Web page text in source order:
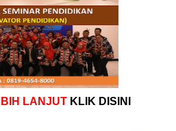
LANJUT KLIK DISINI